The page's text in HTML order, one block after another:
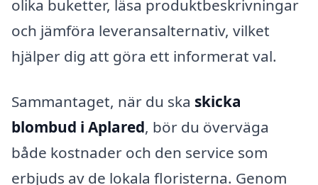
olika buketter, läsa produktbeskrivningar
och jämföra leveransalternativ, vilket
hjälper dig att göra ett informerat val.
Sammantaget, när du ska skicka
blombud i Aplared, bör du överväga
både kostnader och den service som
erbjuds av de lokala floristerna. Genom